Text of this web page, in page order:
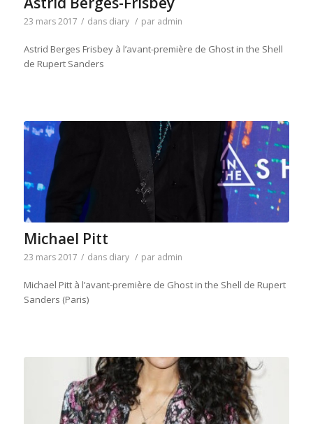
23 mars 2017 / dans diary / par admin
Astrid Berges Frisbey à l’avant-première de Ghost in the Shell
de Rupert Sanders
Michael Pitt
23 mars 2017 / dans diary / par admin
Michael Pitt à l’avant-première de Ghost in the Shell de Rupert
Sanders (Paris)